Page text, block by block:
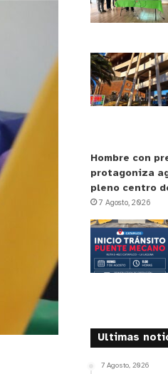
Hombre con
protagoniza
pleno centro
7 Agosto, 2026
Ultimas
7 Agosto, 2026